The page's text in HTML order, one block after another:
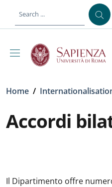
Breadcrumb
Home /
Accordi
Il Dipartimento offre